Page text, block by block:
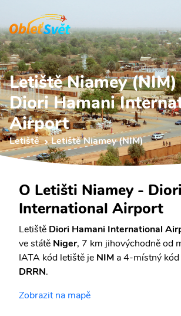
Letiště Niamey (NIM)
Diori Hamani
Airport
Letiště Letiště Niamey (NIM)
O Letišti Niamey -
International Airport
Letiště Diori Hamani International
ve státě Niger, 7 km jihovýchodně od
IATA kód letiště je NIM a 4-místný
DRRN.
Zobrazit na mapě